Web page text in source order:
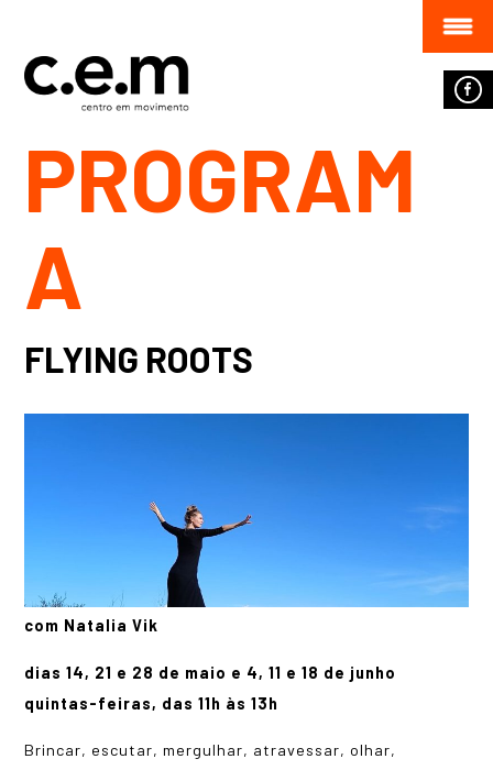
PROGRAM
A
FLYING ROOTS
com Natalia Vik
dias 14, 21 e 28 de maio e 4, 11 e 18 de junho
quintas-feiras, das 11h às 13h
Brincar, escutar, mergulhar, atravessar, olhar,